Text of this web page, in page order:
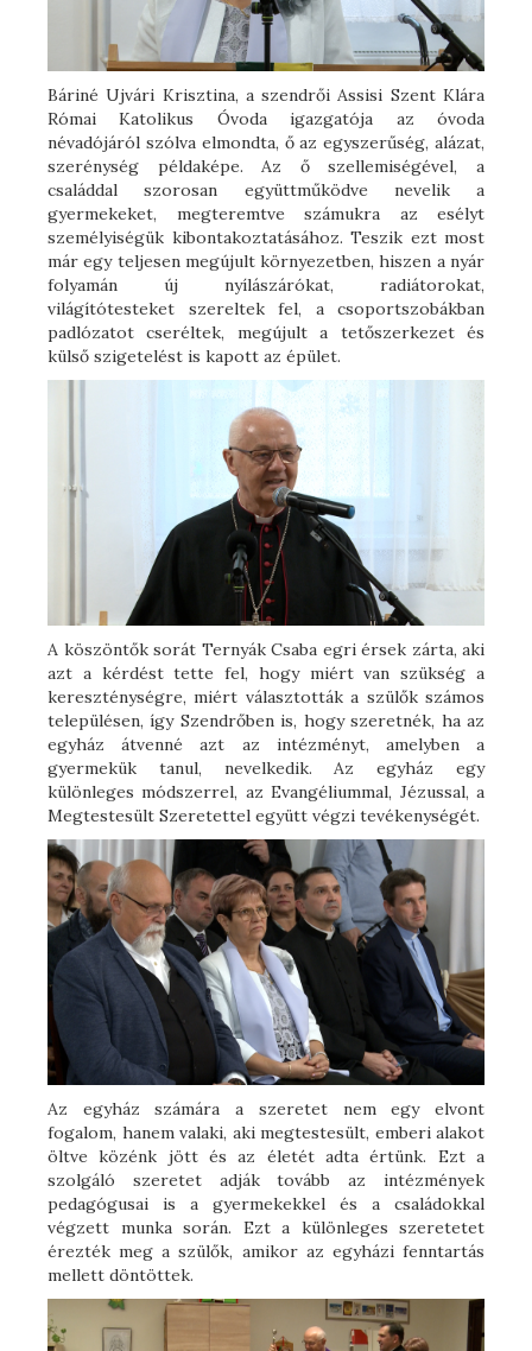
Báriné Ujvári Krisztina, a szendrői Assisi Szent Klára
Római Katolikus Óvoda igazgatója az óvoda
névadójáról szólva elmondta, ő az egyszerűség, alázat,
szerénység példaképe. Az ő szellemiségével, a
családdal szorosan együttműködve nevelik a
gyermekeket, megteremtve számukra az esélyt
személyiségük kibontakoztatásához. Teszik ezt most
már egy teljesen megújult környezetben, hiszen a nyár
folyamán új nyílászárókat, radiátorokat,
világítótesteket szereltek fel, a csoportszobákban
padlózatot cseréltek, megújult a tetőszerkezet és
külső szigetelést is kapott az épület.
A köszöntők sorát Ternyák Csaba egri érsek zárta, aki
azt a kérdést tette fel, hogy miért van szükség a
kereszténységre, miért választották a szülők számos
településen, így Szendrőben is, hogy szeretnék, ha az
egyház átvenné azt az intézményt, amelyben a
gyermekük tanul, nevelkedik. Az egyház egy
különleges módszerrel, az Evangéliummal, Jézussal, a
Megtestesült Szeretettel együtt végzi tevékenységét.
Az egyház számára a szeretet nem egy elvont
fogalom, hanem valaki, aki megtestesült, emberi alakot
öltve közénk jött és az életét adta értünk. Ezt a
szolgáló szeretet adják tovább az intézmények
pedagógusai is a gyermekekkel és a családokkal
végzett munka során. Ezt a különleges szeretetet
érezték meg a szülők, amikor az egyházi fenntartás
mellett döntöttek.